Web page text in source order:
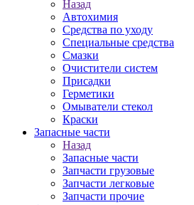
Назад
Автохимия
Средства по уходу
Специальные средства
Смазки
Очистители систем
Присадки
Герметики
Омыватели стекол
Краски
Запасные части
Назад
Запасные части
Запчасти грузовые
Запчасти легковые
Запчасти прочие